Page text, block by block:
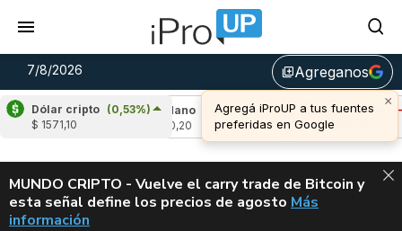
7/8/2026 library_addAgreganos
×
Agregá iProUP a tus fuentes
preferidas en Google
Dólar cripto (0,53%)
$ 1571,10
Cardano
(6,63%)
Avalanche (-
u$s 6,41
ALERTA
MUNDO CRIPTO - Vuelve el carry trade de Bitcoin y
esta señal define los precios de agosto VUELVE EL
Más
información